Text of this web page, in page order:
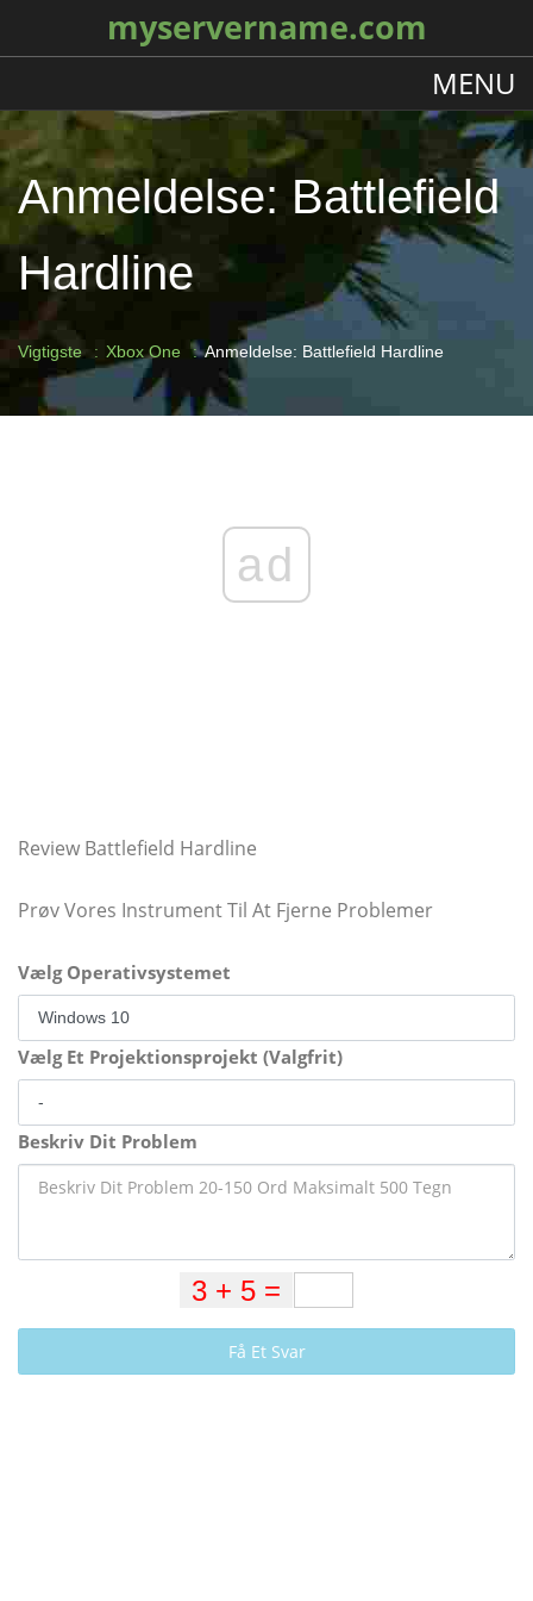
myservername.com
MENU
Anmeldelse: Battlefield
Hardline
Vigtigste Xbox One Anmeldelse: Battlefield Hardline
ad
Review Battlefield Hardline
Prøv Vores Instrument Til At Fjerne Problemer
Vælg Operativsystemet
Vælg Et Projektionsprojekt (Valgfrit)
Beskriv Dit Problem
Få Et Svar